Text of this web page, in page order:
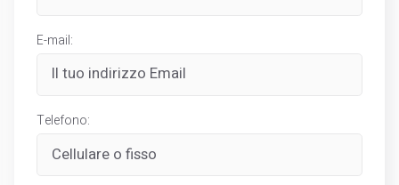
E-mail:
Telefono: